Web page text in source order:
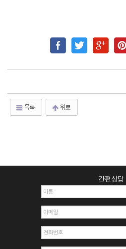
목록 위로
간편상담